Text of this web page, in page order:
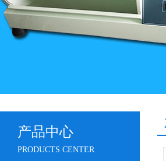
产品中心
PRODUCTS CENTER